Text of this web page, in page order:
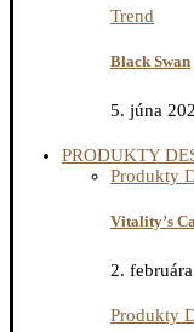
Trend
Black Swan
5. júna
PRODUKTY
Produkty
Vitality’s
2.
Produkty